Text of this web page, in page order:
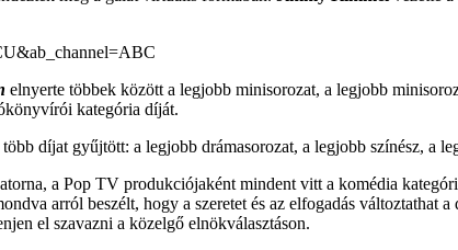
elnyerte többek között a legjobb minisorozat, a legjobb
kategória díját.
több díjat gyűjtött: a legjobb drámasorozat, a legjobb színész, a
a Pop TV produkciójaként mindent vitt a komédia
arról beszélt, hogy a szeretet és az elfogadás változtathat
el szavazni a közelgő elnökválasztáson.